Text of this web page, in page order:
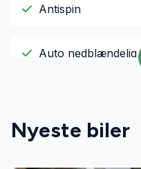
Antispin
Auto nedblændelig
Automatgear
Nyeste biler